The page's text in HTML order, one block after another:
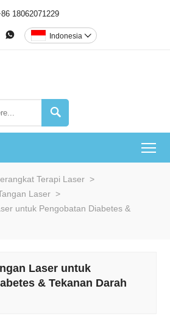
18062071229
 Indonesia 

Terapi Laser >
Laser >
untuk Pengobatan Diabetes &
Laser untuk
& Tekanan Darah